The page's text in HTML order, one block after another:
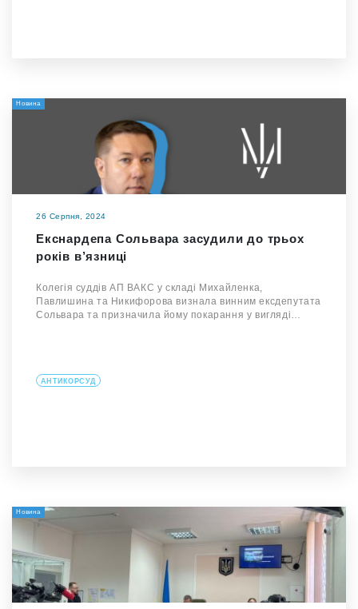
Новина
26 Серпня, 2024
Екснардепа Сольвара засудили до трьох
років в’язниці
Колегія суддів АП ВАКС у складі Михайленка,
Павлишина та Никифорова визнала винним ексдепутата
Сольвара та призначила йому покарання у вигляді…
АНТИКОРСУД
Новина